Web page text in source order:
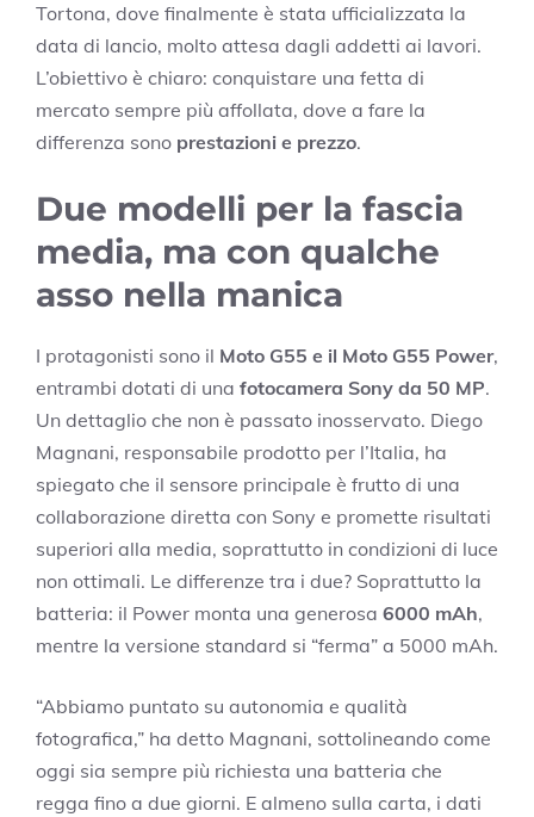
Tortona, dove finalmente è stata ufficializzata la
data di lancio, molto attesa dagli addetti ai lavori.
L’obiettivo è chiaro: conquistare una fetta di
mercato sempre più affollata, dove a fare la
differenza sono prestazioni e prezzo.
Due modelli per la fascia
media, ma con qualche
asso nella manica
I protagonisti sono il Moto G55 e il Moto G55 Power,
entrambi dotati di una fotocamera Sony da 50 MP.
Un dettaglio che non è passato inosservato. Diego
Magnani, responsabile prodotto per l’Italia, ha
spiegato che il sensore principale è frutto di una
collaborazione diretta con Sony e promette risultati
superiori alla media, soprattutto in condizioni di luce
non ottimali. Le differenze tra i due? Soprattutto la
batteria: il Power monta una generosa 6000 mAh,
mentre la versione standard si “ferma” a 5000 mAh.
“Abbiamo puntato su autonomia e qualità
fotografica,” ha detto Magnani, sottolineando come
oggi sia sempre più richiesta una batteria che
regga fino a due giorni. E almeno sulla carta, i dati